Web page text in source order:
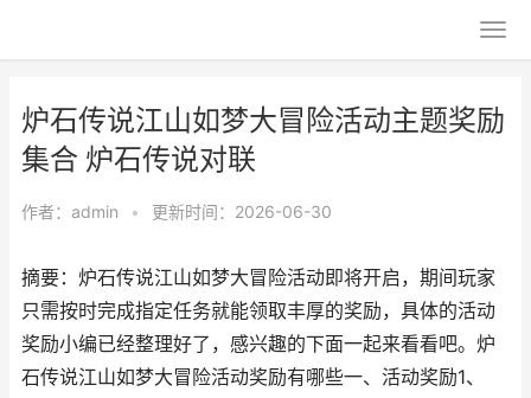
炉石传说江山如梦大冒险活动主题奖励
集合 炉石传说对联
作者： admin • 更新时间：2026-06-30
摘要：炉石传说江山如梦大冒险活动即将开启，期间玩家
只需按时完成指定任务就能领取丰厚的奖励，具体的活动
奖励小编已经整理好了，感兴趣的下面一起来看看吧。炉
石传说江山如梦大冒险活动奖励有哪些一、活动奖励1、